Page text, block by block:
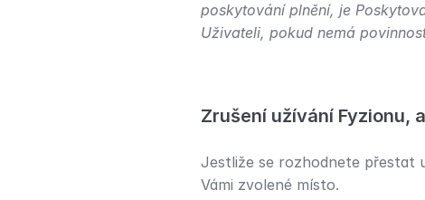
poskytování plnění, je
Uživateli, pokud nemá
Zrušení užívání Fyzionu,
Jestliže se rozhodnete přestat
Vámi zvolené místo.